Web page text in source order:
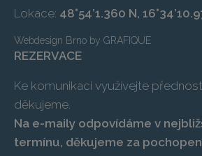
Lokace: 48°54’1.360 N,
Webdesign Brno by GRAFIQUE
REZERVACE
Ke komunikaci využívejte
děkujeme.
Na e-maily odpovídáme v
termínu, děkujeme za